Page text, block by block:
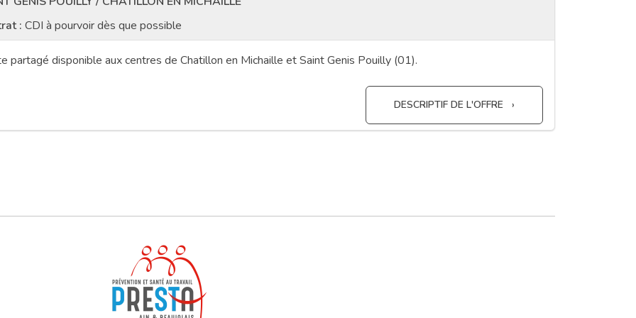
: CDI à pourvoir dès que possible
partagé disponible aux centres de Chatillon en Michaille et Saint Genis Pouilly (01).
DESCRIPTIF DE L'OFFRE